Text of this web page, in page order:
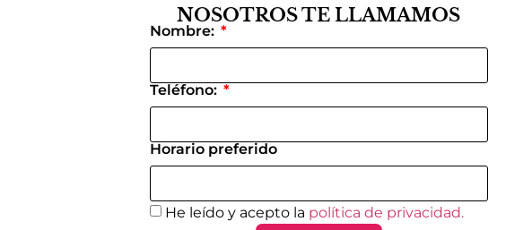
NOSOTROS TE LLAMAMOS
Nombre:
Teléfono:
Horario preferido
He leído y acepto la política de privacidad.